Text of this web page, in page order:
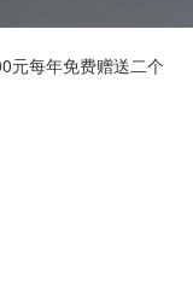
元每年免费赠送二个